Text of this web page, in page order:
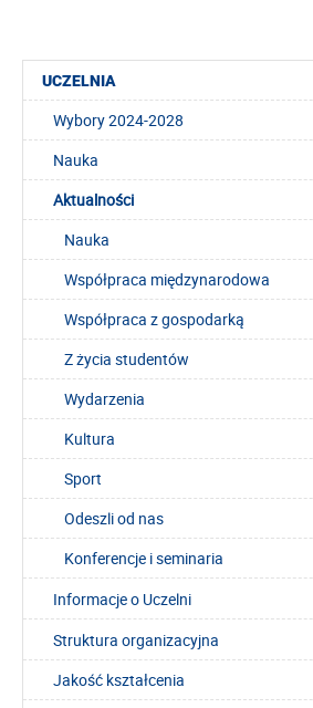
UCZELNIA
Wybory 2024-2028
Nauka
Aktualności
Nauka
Współpraca międzynarodowa
Współpraca z gospodarką
Z życia studentów
Wydarzenia
Kultura
Sport
Odeszli od nas
Konferencje i seminaria
Informacje o Uczelni
Struktura organizacyjna
Jakość kształcenia